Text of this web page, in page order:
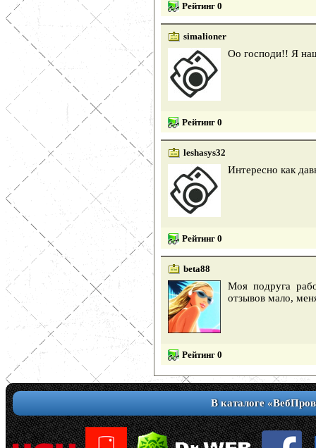
Рейтинг 0
simalioner
Оо господи!! Я
Рейтинг 0
leshasys32
Интересно как
Рейтинг 0
beta88
Моя подруга
отзывов мало,
Рейтинг 0
В каталоге